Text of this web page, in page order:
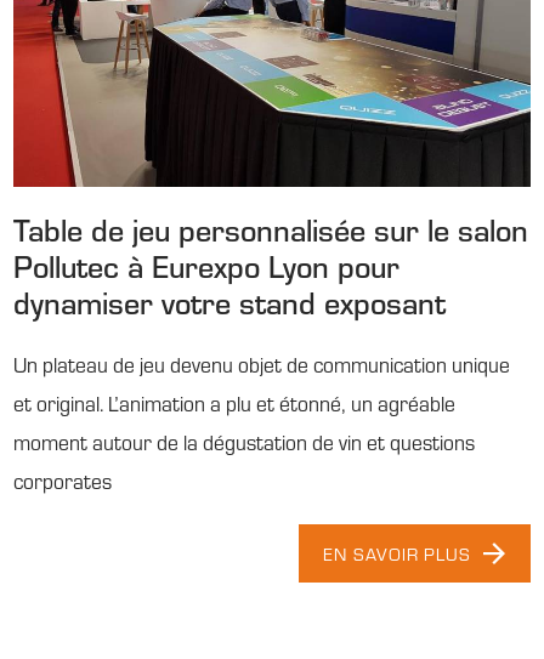
Table de jeu personnalisée sur le salon
Pollutec à Eurexpo Lyon pour
dynamiser votre stand exposant
Un plateau de jeu devenu objet de communication unique
et original. L’animation a plu et étonné, un agréable
moment autour de la dégustation de vin et questions
corporates
EN SAVOIR PLUS